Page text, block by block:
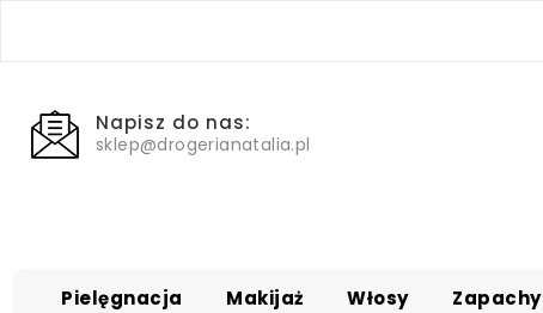
Napisz do nas:
sklep@drogerianatalia.pl
Pielęgnacja Makijaż Włosy Zapachy